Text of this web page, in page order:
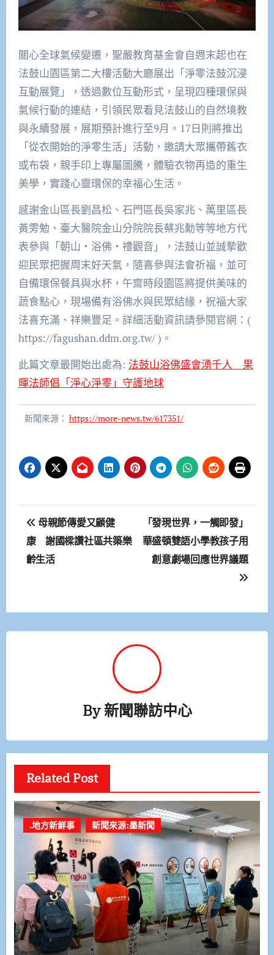
關心全球氣候變遷，聖嚴教育基金會自週末起也在
法鼓山園區第二大樓活動大廳展出「淨零法鼓沉浸
互動展覽」，透過數位互動形式，呈現四種環保與
氣候行動的連結，引領民眾看見法鼓山的自然境教
與永續發展，展期預計進行至9月。17日則將推出
「從衣開始的淨零生活」活動，邀請大眾攜帶舊衣
或布袋，親手印上專屬圖騰，體驗衣物再造的重生
美學，實踐心靈環保的幸福心生活。
感謝金山區長劉昌松、石門區長吳家兆、萬里區長
黃雱勉、臺大醫院金山分院院長蔡兆勳等等地方代
表參與「朝山‧浴佛‧禮觀音」，法鼓山並誠摯歡
迎民眾把握周末好天氣，隨喜參與法會祈福，並可
自備環保餐具與水杯，午齋時段園區將提供美味的
蔬食點心，現場備有浴佛水與民眾結緣，祝福大家
法喜充滿、祥樂豐足。詳細活動資訊請參閱官網：(
https://fagushan.ddm.org.tw/ )。
此篇文章最開始出處為: 法鼓山浴佛盛會湧千人 果
暉法師倡「淨心淨零」守護地球
新聞來源： https://more-news.tw/617351/
文
章
導
母親節傳愛又顧健
康 謝國樑讚社區共築樂
齡生活
「發現世界，一觸即發」
華盛頓雙語小學教孩子用
創意劇場回應世界議題
By新聞聯訪中心
Related Post
.地方新鮮事 新聞來源:墨新聞